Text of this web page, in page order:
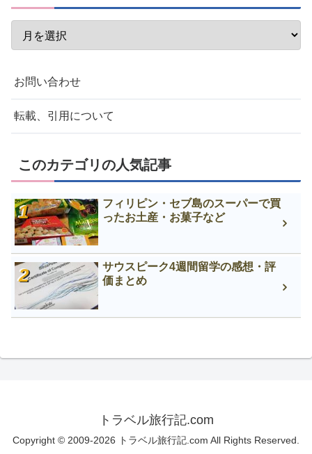
お問い合わせ
転載、引用について
このカテゴリの人気記事
フィリピン・セブ島のスーパーで買
ったお土産・お菓子など
サウスピーク4週間留学の感想・評
価まとめ
トラベル旅行記.com
Copyright © 2009-2026 トラベル旅行記.com All Rights Reserved.